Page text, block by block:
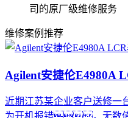
司的原厂级维修服务
维修案例推荐
Agilent安捷伦E4980A
近期江苏某企业客户送修